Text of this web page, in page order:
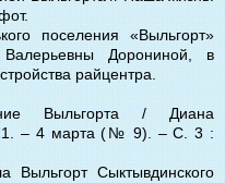
поселения «Выльгорт»
Дорониной, в
райцентра.
Выльгорта / Диана
‒ 4 марта (№ 9). ‒ С. 3 :
Выльгорт Сыктывдинского